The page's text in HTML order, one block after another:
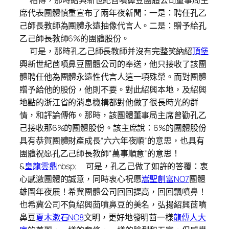
席代表團體慎重宣布了兩年夜新聞：一是：聘任孔乙
己師長教師為團體永遠抽像代言人。二是：贈予給孔
乙己師長教師6%的團體股份。
可是，那時孔乙己師長教師并沒有完整笑納紹頂堡
興新世紀茴噴鼻豆團體公司的奉送，他只接收了該團
體聘任他為團體永遠性代言人這一項殊榮。而對團體
贈予給他的股份，他則不要。對此紹興本地，及紹興
地點的浙江省的消息機構都對他做了很長時光的群
情，和評論傳佈。那時，該團體董事局主席曾勸孔乙
己接收那6%的團體股份。該主席說：6%的團體股份
具有恭賀團體財產成長“六六年夜順”的意思，也具有
團體祝愿孔乙己師長教師“萬事順意”的意思！
&皇龍雲鼎nbsp; 可是，孔乙己做了如許的答覆：衷
心感激團體的誠意，同時衷心祝愿嵩聖創富NO7團體
雄圖年夜展！希冀團體公司回回提高，回回飄噴鼻！
也希冀公司不負紹興茴噴鼻豆的美名，弘揚紹興茴噴
鼻豆夏木漱石NO8文明，更好地發明茴一樣龍傳人大